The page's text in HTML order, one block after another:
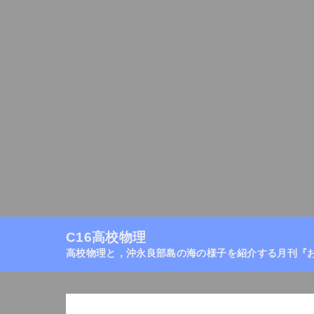
C16高校物理
高校物理と，沖永良部島の海の様子を紹介する月刊『